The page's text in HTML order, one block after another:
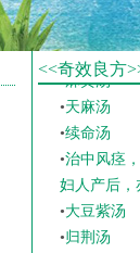
<<奇效良方
•开关散
•牛黄丸
•麻黄汤
•天麻汤
•续命汤
•治中风痉
妇人产后，
•大豆紫汤
•归荆汤